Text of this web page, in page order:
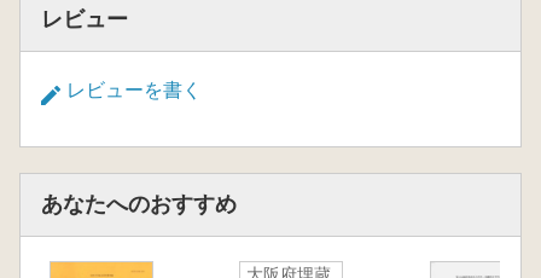
レビュー
レビューを書く
あなたへのおすすめ